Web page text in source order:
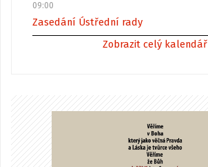
09:00
Zasedání Ústřední rady
Zobrazit celý kalendář